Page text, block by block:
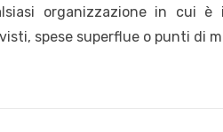
organizzazione in cui
spese superflue o punti di